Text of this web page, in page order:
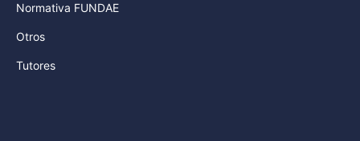
Normativa FUNDAE
Otros
Tutores